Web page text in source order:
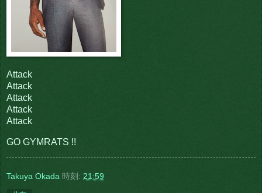
Attack
Attack
Attack
Attack
Attack
GO GYMRATS !!
Takuya Okada 時刻: 21:59